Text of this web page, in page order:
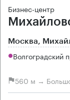
Бизнес-центр
Москва,
Волгоградский
560 м →